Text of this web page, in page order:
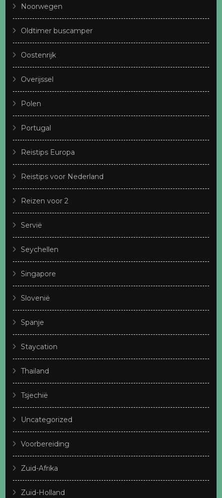
Noorwegen
Oldtimer buscamper
Oostenrijk
Overijssel
Polen
Portugal
Reistips Europa
Reistips voor Nederland
Reizen voor 2
Servië
Seychellen
Singapore
Slovenië
Spanje
Staycation
Thailand
Tsjechië
Uncategorized
Voorbereiding
Zuid-Afrika
Zuid-Holland